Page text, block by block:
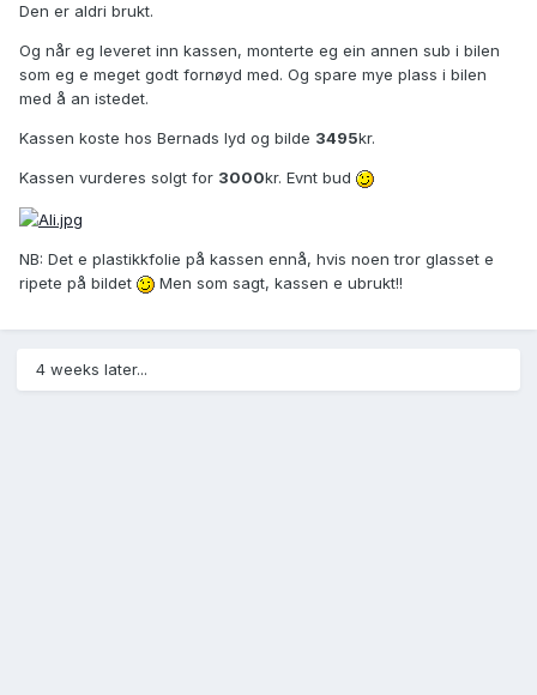
Den er aldri brukt.
Og når eg leveret inn kassen, monterte eg ein annen sub i bilen
som eg e meget godt fornøyd med. Og spare mye plass i bilen
med å an istedet.
Kassen koste hos Bernads lyd og bilde 3495kr.
Kassen vurderes solgt for 3000kr. Evnt bud
NB: Det e plastikkfolie på kassen ennå, hvis noen tror glasset e
ripete på bildet
Men som sagt, kassen e ubrukt!!
4 weeks later...